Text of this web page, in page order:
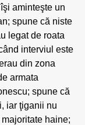
aminteşte un
spune că niste
legat de roata
interviul este
din zona
armata
spune că
iar ţiganii nu
haine;